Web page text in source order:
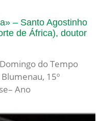
– Santo Agostinho
de África), doutor
do Tempo
15º
Ano